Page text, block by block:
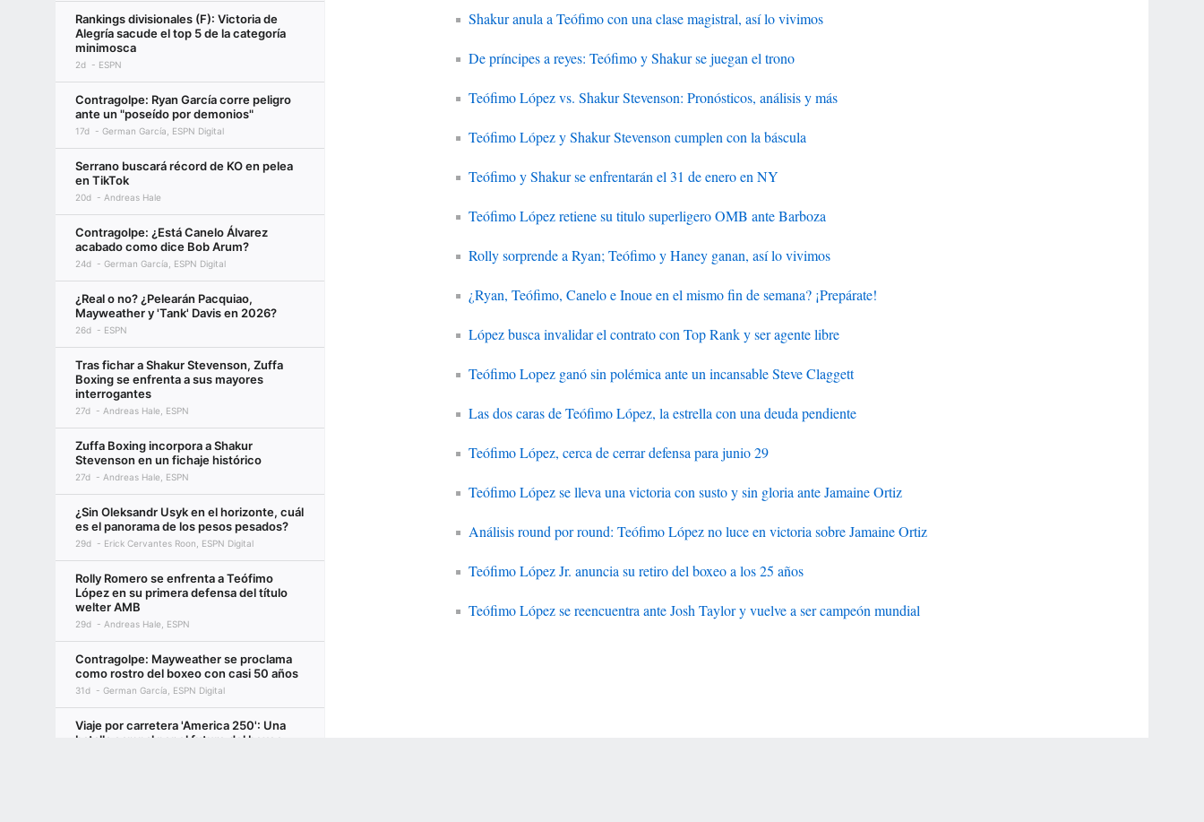
Rankings divisionales (F): Victoria de
Alegría sacude el top 5 de la categoría
minimosca
2d ESPN
Contragolpe: Ryan García corre peligro
ante un "poseído por demonios"
17d German García, ESPN Digital
Serrano buscará récord de KO en pelea
en TikTok
20d Andreas Hale
Contragolpe: ¿Está Canelo Álvarez
acabado como dice Bob Arum?
24d German García, ESPN Digital
¿Real o no? ¿Pelearán Pacquiao,
Mayweather y 'Tank' Davis en 2026?
26d ESPN
Tras fichar a Shakur Stevenson, Zuffa
Boxing se enfrenta a sus mayores
interrogantes
27d Andreas Hale, ESPN
Zuffa Boxing incorpora a Shakur
Stevenson en un fichaje histórico
27d Andreas Hale, ESPN
¿Sin Oleksandr Usyk en el horizonte, cuál
es el panorama de los pesos pesados?
29d Erick Cervantes Roon, ESPN Digital
Rolly Romero se enfrenta a Teófimo
López en su primera defensa del título
welter AMB
29d Andreas Hale, ESPN
Contragolpe: Mayweather se proclama
como rostro del boxeo con casi 50 años
31d German García, ESPN Digital
Viaje por carretera 'America 250': Una
batalla campal por el futuro del boxeo
Shakur anula a Teófimo con una clase magistral, así lo vivimos
De príncipes a reyes: Teófimo y Shakur se juegan el trono
Teófimo López vs. Shakur Stevenson: Pronósticos, análisis y más
Teófimo López y Shakur Stevenson cumplen con la báscula
Teófimo y Shakur se enfrentarán el 31 de enero en NY
Teófimo López retiene su titulo superligero OMB ante Barboza
Rolly sorprende a Ryan; Teófimo y Haney ganan, así lo vivimos
¿Ryan, Teófimo, Canelo e Inoue en el mismo fin de semana? ¡Prepárate!
López busca invalidar el contrato con Top Rank y ser agente libre
Teófimo Lopez ganó sin polémica ante un incansable Steve Claggett
Las dos caras de Teófimo López, la estrella con una deuda pendiente
Teófimo López, cerca de cerrar defensa para junio 29
Teófimo López se lleva una victoria con susto y sin gloria ante Jamaine Ortiz
Análisis round por round: Teófimo López no luce en victoria sobre Jamaine Ortiz
Teófimo López Jr. anuncia su retiro del boxeo a los 25 años
Teófimo López se reencuentra ante Josh Taylor y vuelve a ser campeón mundial